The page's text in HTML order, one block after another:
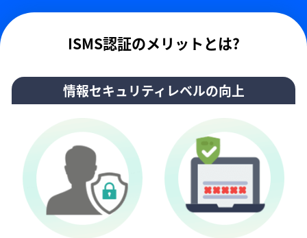
ISMS認証のメリットとは?
情報セキュリティレベルの向上